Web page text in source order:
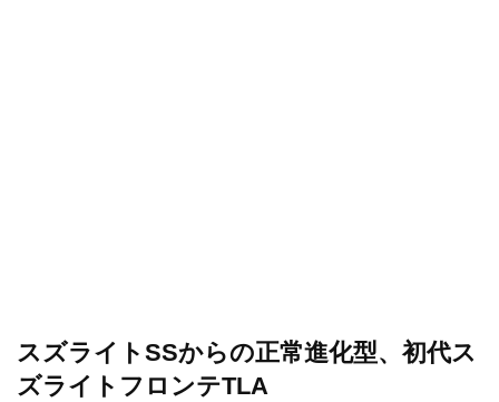
スズライトSSからの正常進化型、初代ス
ズライトフロンテTLA